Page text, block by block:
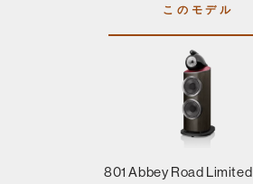
このモデル
801 Abbey Road Limited